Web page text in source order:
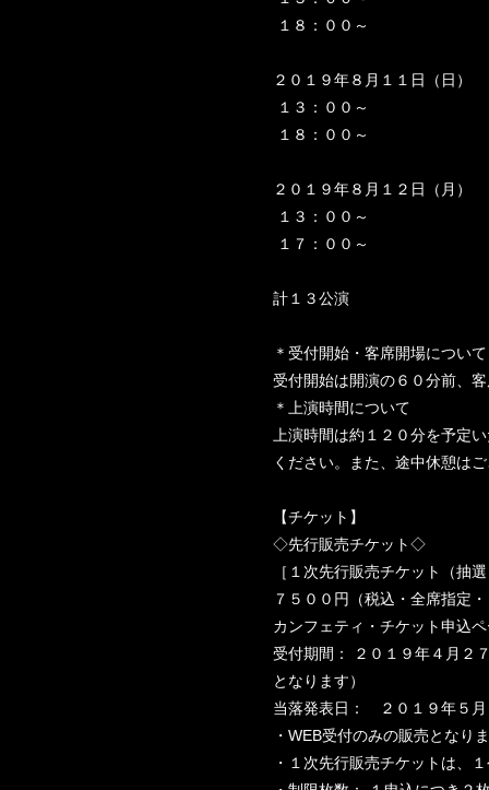
１８：００～
２０１９年８月１１日（日）
１３：００～
１８：００～
２０１９年８月１２日（月）
１３：００～
１７：００～
計１３公演
＊受付開始・客席開場について
受付開始は開演の６０分前、
＊上演時間について
上演時間は約１２０分を予定
ください。また、途中休憩は
【チケット】
◇先行販売チケット◇
［１次先行販売チケット（抽
７５００円（税込・全席指定
カンフェティ・チケット申込
受付期間： ２０１９年４月２
となります）
当落発表日： ２０１９年５月
・WEB受付のみの販売となり
・１次先行販売チケットは、